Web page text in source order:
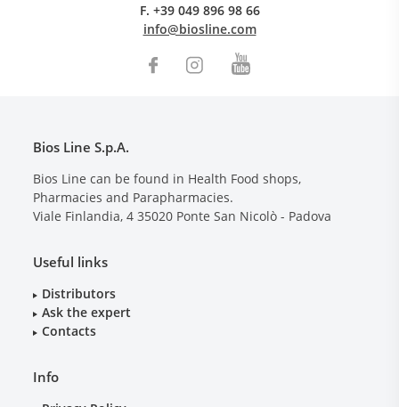
F. +39 049 896 98 66
info@biosline.com
Bios Line S.p.A.
Bios Line can be found in Health Food shops,
Pharmacies and Parapharmacies.
Viale Finlandia, 4 35020 Ponte San Nicolò - Padova
Useful links
Distributors
Ask the expert
Contacts
Info